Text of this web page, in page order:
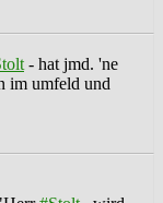
- hat jmd. 'ne
im umfeld und